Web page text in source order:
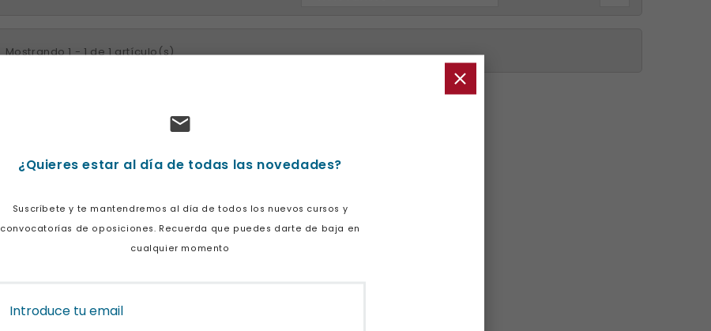
Mostrando 1 - 1 de 1 artículo(s)
ADMINISTRATIVO
¿Quieres estar al día de todas las novedades?
Suscríbete y te mantendremos al día de todos los nuevos cursos y
convocatorías de oposiciones. Recuerda que puedes darte de baja en
cualquier momento